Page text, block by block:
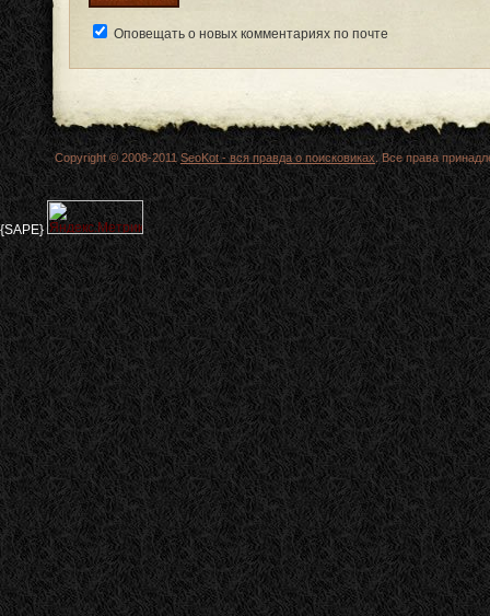
Оповещать о новых комментариях по почте
Copyright © 2008-2011SeoKot - вся правда о поисковиках . Все права
{SAPE}